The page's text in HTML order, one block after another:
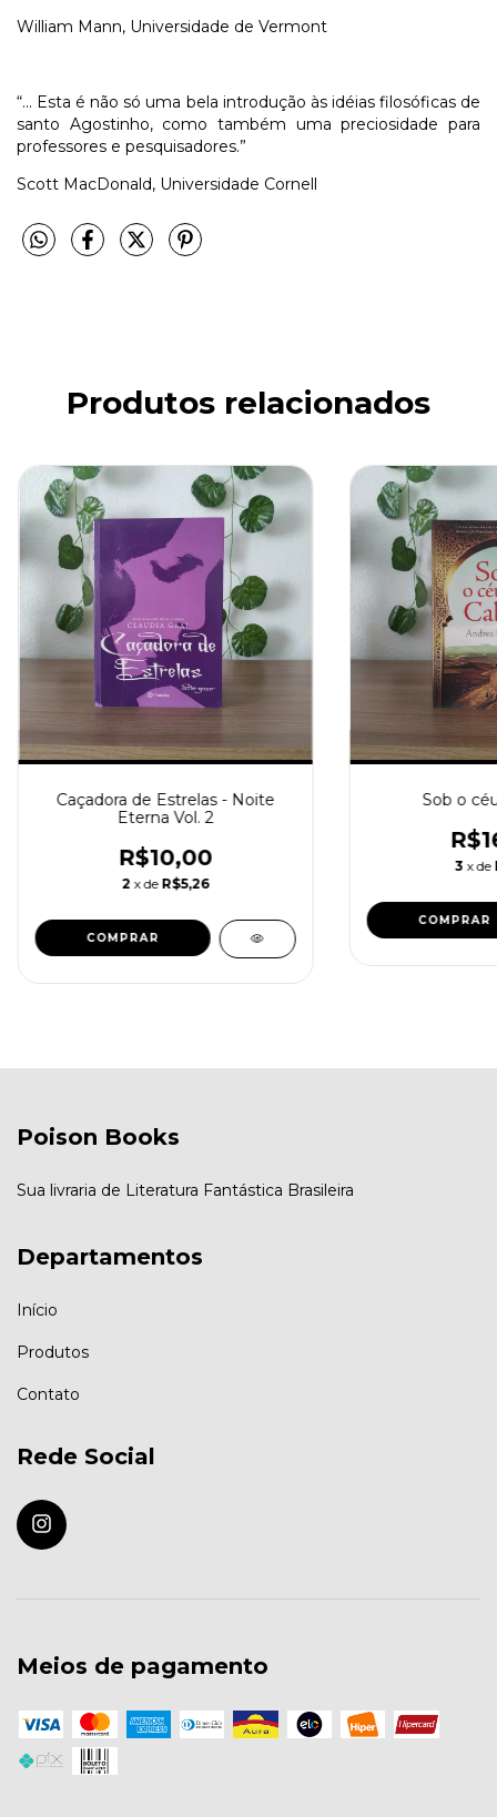
William Mann, Universidade de Vermont
“... Esta é não só uma bela introdução às idéias filosóficas de
santo Agostinho, como também uma preciosidade para
professores e pesquisadores.”
Scott MacDonald, Universidade Cornell
Produtos relacionados
Caçadora de Estrelas - Noite
Eterna Vol. 2
R$10,00
2 x de R$5,26
Sob o
3 x de
Poison Books
Sua livraria de Literatura Fantástica Brasileira
Departamentos
Início
Produtos
Contato
Rede Social
Meios de pagamento